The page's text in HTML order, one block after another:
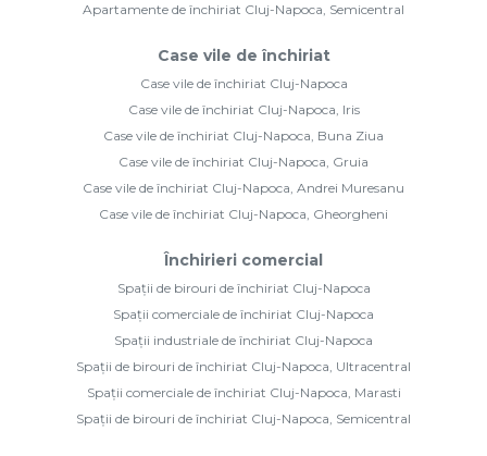
Apartamente de închiriat Cluj-Napoca, Semicentral
Case vile de închiriat
Case vile de închiriat Cluj-Napoca
Case vile de închiriat Cluj-Napoca, Iris
Case vile de închiriat Cluj-Napoca, Buna Ziua
Case vile de închiriat Cluj-Napoca, Gruia
Case vile de închiriat Cluj-Napoca, Andrei Muresanu
Case vile de închiriat Cluj-Napoca, Gheorgheni
Închirieri comercial
Spații de birouri de închiriat Cluj-Napoca
Spații comerciale de închiriat Cluj-Napoca
Spații industriale de închiriat Cluj-Napoca
Spații de birouri de închiriat Cluj-Napoca, Ultracentral
Spații comerciale de închiriat Cluj-Napoca, Marasti
Spații de birouri de închiriat Cluj-Napoca, Semicentral